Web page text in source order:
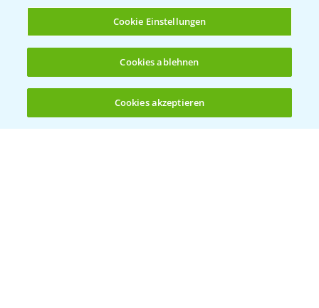
(noch 4)
Cookie Einstellungen
Cookies ablehnen
Cookies akzeptieren